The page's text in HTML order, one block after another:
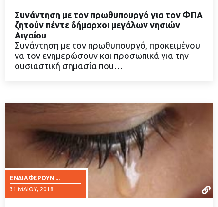
ΔΙΑΒΑΣΤΕ ΠΕΡΙΣΣΟΤΕΡΑ
Συνάντηση με τον πρωθυπουργό για τον ΦΠΑ
ζητούν πέντε δήμαρχοι μεγάλων νησιών
Αιγαίου
Συνάντηση με τον πρωθυπουργό, προκειμένου
να τον ενημερώσουν και προσωπικά για την
ουσιαστική σημασία που…
ΕΝΔΙΑΦΈΡΟΥΝ ...
31 ΜΑΪ́ΟΥ, 2018